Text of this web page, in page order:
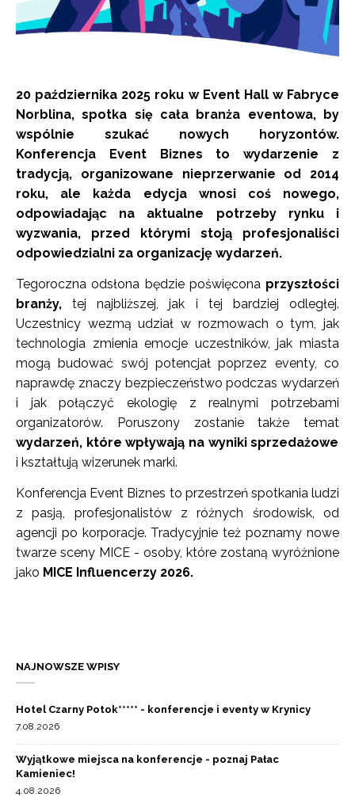
20 października 2025 roku w Event Hall w Fabryce
Norblina, spotka się cała branża eventowa, by
wspólnie szukać nowych horyzontów.
Konferencja Event Biznes to wydarzenie z
tradycją, organizowane nieprzerwanie od 2014
roku, ale każda edycja wnosi coś nowego,
odpowiadając na aktualne potrzeby rynku i
wyzwania, przed którymi stoją profesjonaliści
odpowiedzialni za organizację wydarzeń.
Tegoroczna odsłona będzie poświęcona przyszłości
branży,tej najbliższej, jak i tej bardziej odległej.
Uczestnicy wezmą udział w rozmowach o tym, jak
technologia zmienia emocje uczestników, jak miasta
mogą budować swój potencjał poprzez eventy, co
naprawdę znaczy bezpieczeństwo podczas wydarzeń
i jak połączyć ekologię z realnymi potrzebami
organizatorów. Poruszony zostanie także temat
wydarzeń, które wpływają na wyniki sprzedażowe
i kształtują wizerunek marki.
Konferencja Event Biznes to przestrzeń spotkania ludzi
z pasją, profesjonalistów z różnych środowisk, od
agencji po korporacje. Tradycyjnie też poznamy nowe
twarze sceny MICE - osoby, które zostaną wyróżnione
jako MICE Influencerzy 2026.
NAJNOWSZE WPISY
Hotel Czarny Potok***** - konferencje i eventy w Krynicy
7.08.2026
Wyjątkowe miejsca na konferencje - poznaj Pałac
Kamieniec!
4.08.2026